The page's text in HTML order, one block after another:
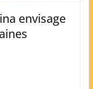
envisage